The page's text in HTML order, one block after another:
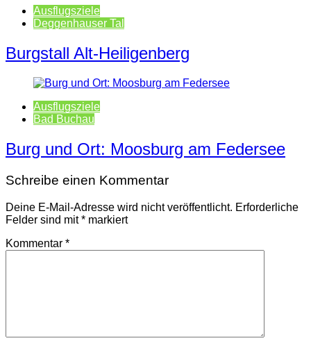
Ausflugsziele
Deggenhauser Tal
Burgstall Alt-Heiligenberg
Ausflugsziele
Bad Buchau
Burg und Ort: Moosburg am Federsee
Schreibe einen Kommentar
Deine E-Mail-Adresse wird nicht veröffentlicht. Erforderliche
Felder sind mit* markiert
Kommentar *